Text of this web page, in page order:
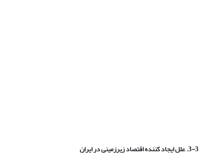
3-3. علل ایجاد کننده اقتصاد زیرزمینی در ایران